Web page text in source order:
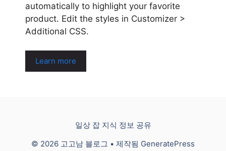
automatically to highlight your favorite
product. Edit the styles in Customizer >
Additional CSS.
Learn more
일상 잡 지식 정보 공유
© 2026 고고남 블로그 • 제작됨 GeneratePress